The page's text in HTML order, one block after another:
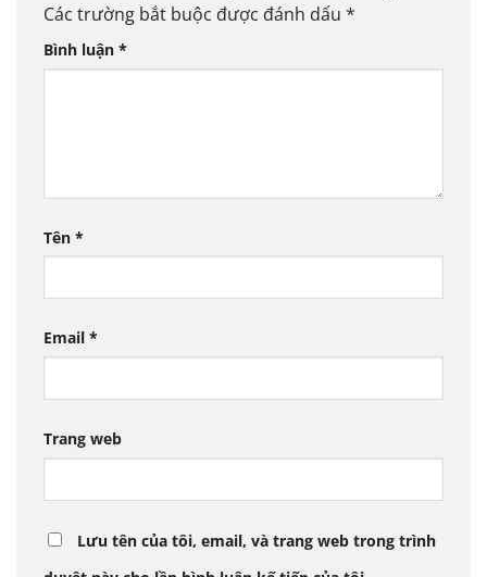
Các trường bắt buộc được đánh dấu *
Bình luận *
Tên *
Email *
Trang web
Lưu tên của tôi, email, và trang web trong trình